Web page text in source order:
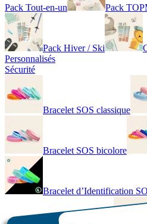
Pack Tout-en-un Pack
Pack Hiver / Ski
Personnalisés
Sécurité
Bracelet SOS classique
Bracelet SOS bicolore
Bracelet d’Identification